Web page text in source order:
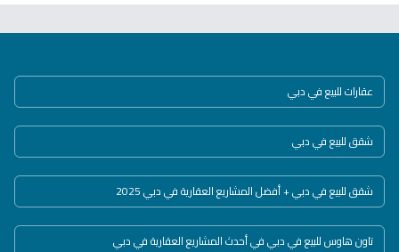
عقارات للبيع في دبي
شقق للبيع في دبي
شقق للبيع في دبي + أفضل المشاريع العقارية في دبي 2025
تاون هاوس للبيع في دبي في أحدث المشاريع العقارية في دبي